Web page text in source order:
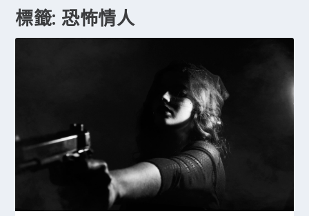
標籤: 恐怖情人